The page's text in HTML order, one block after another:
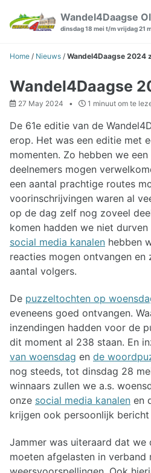
navigation
Wandel4Daagse
dinsdag 18 mei t/m vrijdag 21
Home / Nieuws / Wandel4Daagse 2024
Wandel4Daagse
27 May 2024 1 minuut om te
De 61e editie van de
erop. Het was een editie met
momenten. Zo hebben we
deelnemers mogen
een aantal prachtige routes
voorinschrijvingen waren al
op de dag zelf nog zoveel
komen hadden we niet
social media kanalen hebben
reacties mogen ontvangen en
aantal volgers.
De puzzeltochten op
eveneens goed ontvangen.
inzendingen hadden voor de
dit moment al 238 staan. En
van woensdag en de
nog steeds, tot dinsdag 28
winnaars zullen we a.s.
onze social media kanalen en
krijgen ook persoonlijk
Jammer was uiteraard dat we
moeten afgelasten in verband